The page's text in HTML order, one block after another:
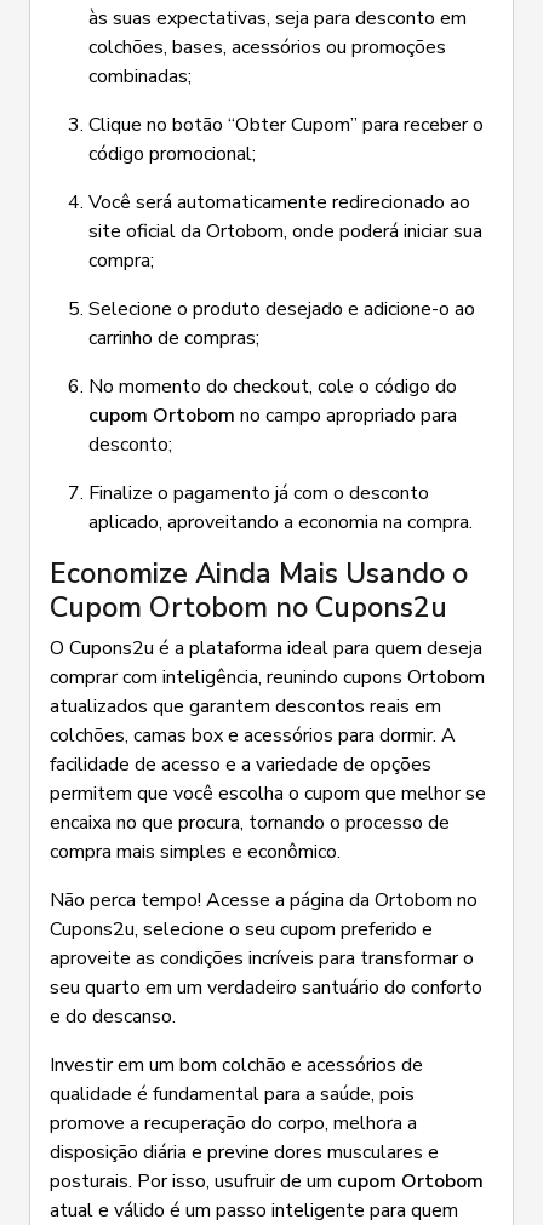
às suas expectativas, seja para desconto em
colchões, bases, acessórios ou promoções
combinadas;
Clique no botão “Obter Cupom” para receber o
código promocional;
Você será automaticamente redirecionado ao
site oficial da Ortobom, onde poderá iniciar sua
compra;
Selecione o produto desejado e adicione-o ao
carrinho de compras;
No momento do checkout, cole o código do
cupom Ortobom no campo apropriado para
desconto;
Finalize o pagamento já com o desconto
aplicado, aproveitando a economia na compra.
Economize Ainda Mais Usando o
Cupom Ortobom no Cupons2u
O Cupons2u é a plataforma ideal para quem deseja
comprar com inteligência, reunindo cupons Ortobom
atualizados que garantem descontos reais em
colchões, camas box e acessórios para dormir. A
facilidade de acesso e a variedade de opções
permitem que você escolha o cupom que melhor se
encaixa no que procura, tornando o processo de
compra mais simples e econômico.
Não perca tempo! Acesse a página da Ortobom no
Cupons2u, selecione o seu cupom preferido e
aproveite as condições incríveis para transformar o
seu quarto em um verdadeiro santuário do conforto
e do descanso.
Investir em um bom colchão e acessórios de
qualidade é fundamental para a saúde, pois
promove a recuperação do corpo, melhora a
disposição diária e previne dores musculares e
posturais. Por isso, usufruir de um cupom Ortobom
atual e válido é um passo inteligente para quem